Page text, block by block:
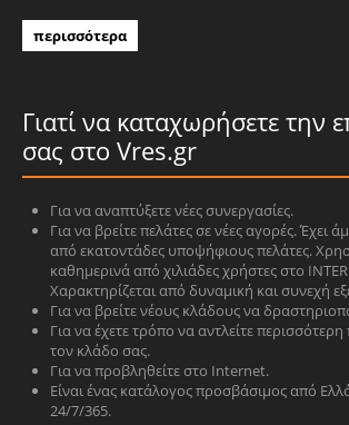
περισσότερα
Γιατί να καταχωρήσετε την
σας στο Vres.gr
Για να αναπτύξετε νέες συνεργασίες.
Για να βρείτε πελάτες σε νέες αγορές. Έχει
από εκατοντάδες υποψήφιους πελάτες.
καθημερινά από χιλιάδες χρήστες στο
Χαρακτηρίζεται από δυναμική και συνεχή
Για να βρείτε νέους κλάδους να
Για να έχετε τρόπο να αντλείτε
τον κλάδο σας.
Για να προβληθείτε στο Internet.
Είναι ένας κατάλογος προσβάσιμος από
24/7/365.